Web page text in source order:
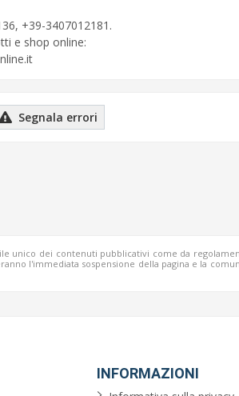
+39-3407012181.
e shop online:
Segnala errori
unico dei contenuti pubblicativi come da
l'immediata sospensione della pagina e la
INFORMAZIONI